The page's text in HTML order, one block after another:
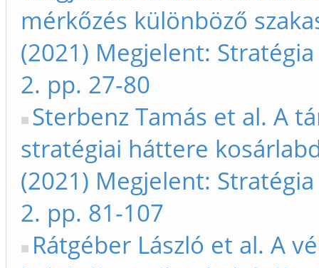
mérkőzés különböző
(2021) Megjelent:
2. pp. 27-80
Sterbenz Tamás et al. A
stratégiai háttere
(2021) Megjelent:
2. pp. 81-107
Rátgéber László et al. A